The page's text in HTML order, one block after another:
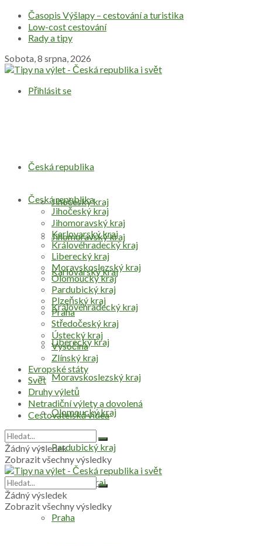
Časopis Výšlapy – cestování a turistika
Low-cost cestování
Rady a tipy
Sobota, 8 srpna, 2026
Přihlásit se
Česká republika
Jihočeský kraj
Jihomoravský kraj
Karlovarský kraj
Královéhradecký kraj
Liberecký kraj
Moravskoslezský kraj
Olomoucký kraj
Pardubický kraj
Plzeňský kraj
Praha
Česká republika
Jihočeský kraj
Jihomoravský kraj
Karlovarský kraj
Královéhradecký kraj
Liberecký kraj
Moravskoslezský kraj
Olomoucký kraj
Pardubický kraj
Plzeňský kraj
Praha
Středočeský kraj
Ústecký kraj
Vysočina
Zlínský kraj
Evropské státy
Svět
Druhy výletů
Netradiční výlety a dovolená
Cestovatelská videa
Žádný výsledek
Zobrazit všechny výsledky
Žádný výsledek
Zobrazit všechny výsledky